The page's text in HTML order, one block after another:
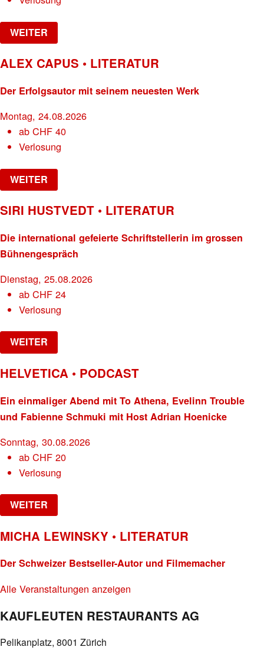
WEITER
ALEX CAPUS • LITERATUR
Der Erfolgsautor mit seinem neuesten Werk
Montag, 24.08.2026
abCHF 40
Verlosung
WEITER
SIRI HUSTVEDT • LITERATUR
Die international gefeierte Schriftstellerin im grossen
Bühnengespräch
Dienstag, 25.08.2026
abCHF 24
Verlosung
WEITER
HELVETICA • PODCAST
Ein einmaliger Abend mit To Athena, Evelinn Trouble
und Fabienne Schmuki mit Host Adrian Hoenicke
Sonntag, 30.08.2026
abCHF 20
Verlosung
WEITER
MICHA LEWINSKY • LITERATUR
Der Schweizer Bestseller-Autor und Filmemacher
Alle Veranstaltungen anzeigen
KAUFLEUTEN RESTAURANTS AG
Pelikanplatz, 8001 Zürich